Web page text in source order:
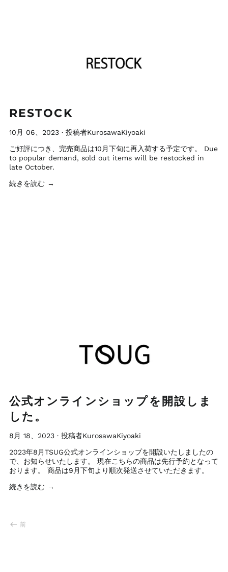
RESTOCK
10月 06、2023 · 投稿者KurosawaKiyoaki
ご好評につき、完売商品は10月下旬に再入荷する予定です。 Due
to popular demand, sold out items will be restocked in
late October.
続きを読む →
公式オンラインショップを開設しま
した。
8月 18、2023 · 投稿者KurosawaKiyoaki
2023年8月TSUG公式オンラインショップを開設いたしましたの
で、お知らせいたします。 現在こちらの商品は先行予約となって
おります。 商品は9月下旬より順次発送させていただきます。
続きを読む →
前